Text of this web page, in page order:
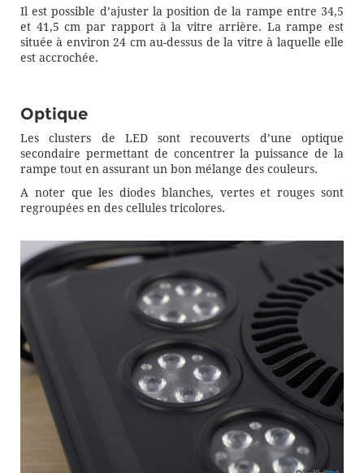
Il est possible d’ajuster la position de la rampe entre 34,5
et 41,5 cm par rapport à la vitre arrière. La rampe est
située à environ 24 cm au-dessus de la vitre à laquelle elle
est accrochée.
Optique
Les clusters de LED sont recouverts d’une optique
secondaire permettant de concentrer la puissance de la
rampe tout en assurant un bon mélange des couleurs.
A noter que les diodes blanches, vertes et rouges sont
regroupées en des cellules tricolores.